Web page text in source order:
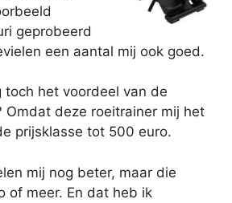
geprobeerd
een aantal mij ook goed.
toch het voordeel van de
Omdat deze roeitrainer mij het
prijsklasse tot 500 euro.
mij nog beter, maar die
of meer. En dat heb ik